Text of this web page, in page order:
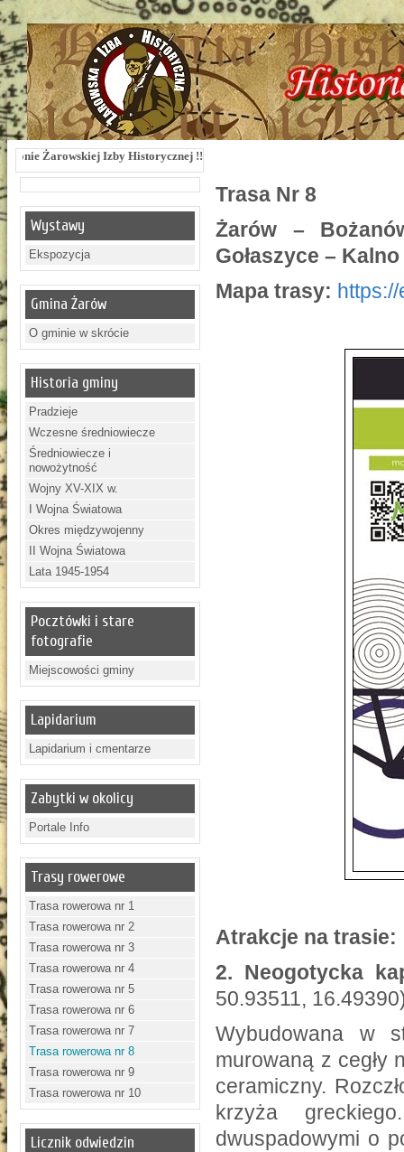
Historycznej !!! Żarowska Izba Historyczna, ul. Dworcowa 3 !!! e-mail:
Wystawy
Ekspozycja
Gmina Żarów
O gminie w skrócie
Historia gminy
Pradzieje
Wczesne średniowiecze
Średniowiecze i
nowożytność
Wojny XV-XIX w.
I Wojna Światowa
Okres międzywojenny
II Wojna Światowa
Lata 1945-1954
Pocztówki i stare
fotografie
Miejscowości gminy
Lapidarium
Lapidarium i cmentarze
Zabytki w okolicy
Portale Info
Trasy rowerowe
Trasa rowerowa nr 1
Trasa rowerowa nr 2
Trasa rowerowa nr 3
Trasa rowerowa nr 4
Trasa rowerowa nr 5
Trasa rowerowa nr 6
Trasa rowerowa nr 7
Trasa rowerowa nr 8
Trasa rowerowa nr 9
Trasa rowerowa nr 10
Licznik odwiedzin
Trasa Nr 8
Żarów –
Gołaszyce –
Mapa trasy:
Atrakcje na trasie:
2. Neogotycka
50.93511,
Wybudowana w
murowaną z cegły
ceramiczny.
krzyża
dwuspadowymi o